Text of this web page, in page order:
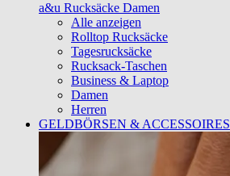
a&u Rucksäcke Damen
Alle anzeigen
Rolltop Rucksäcke
Tagesrucksäcke
Rucksack-Taschen
Business & Laptop
Damen
Herren
GELDBÖRSEN & ACCESSOIRES